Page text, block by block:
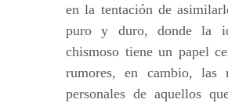
en la tentación de
puro y duro, donde la
chismoso tiene un papel
rumores, en cambio, las
personales de aquellos